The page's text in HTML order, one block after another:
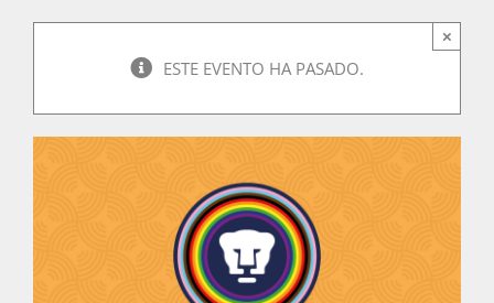
La Boletina
Blog
ESTE EVENTO HA PASADO.
×